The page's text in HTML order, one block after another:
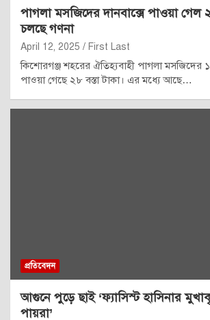
পাগলা মসজিদের দানবাক্সে পাওয়া গেল
চলছে গণনা
April 12, 2025 First Last
কিশোরগঞ্জ শহরের ঐতিহ্যবাহী পাগলা মসজিদের
পাওয়া গেছে ২৮ বস্তা টাকা। এর মধ্যে আছে…
প্রতিবেদন
আগুনে পুড়ে ছাই ‘ফ্যাসিস্ট হাসিনার
পায়রা’